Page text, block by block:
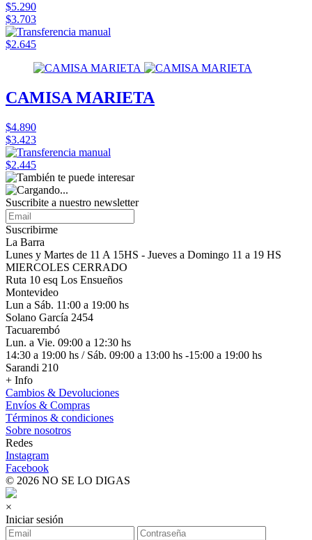
$5.290
$3.703
$2.645
CAMISA MARIETA
$4.890
$3.423
$2.445
Suscribite a nuestro newsletter
Suscribirme
La Barra
Lunes y Martes de 11 A 15HS - Jueves a Domingo 11 a 19 HS
MIERCOLES CERRADO
Ruta 10 esq Los Ensueños
Montevideo
Lun a Sáb. 11:00 a 19:00 hs
Solano García 2454
Tacuarembó
Lun. a Vie. 09:00 a 12:30 hs
14:30 a 19:00 hs / Sáb. 09:00 a 13:00 hs -15:00 a 19:00 hs
Sarandi 210
+ Info
Cambios & Devoluciones
Envíos & Compras
Términos & condiciones
Sobre nosotros
Redes
Instagram
Facebook
© 2026 NO SE LO DIGAS
×
Iniciar sesión